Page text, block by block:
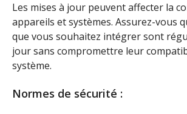
Les mises à jour peuvent affecter la
appareils et systèmes. Assurez-vous
que vous souhaitez intégrer sont
jour sans compromettre leur
système.
Normes de sécurité :